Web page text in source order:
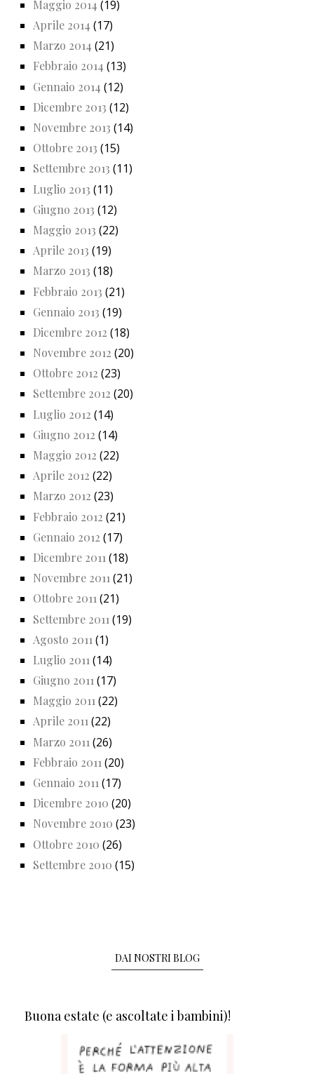
Maggio 2014 (19)
Aprile 2014 (17)
Marzo 2014 (21)
Febbraio 2014 (13)
Gennaio 2014 (12)
Dicembre 2013 (12)
Novembre 2013 (14)
Ottobre 2013 (15)
Settembre 2013 (11)
Luglio 2013 (11)
Giugno 2013 (12)
Maggio 2013 (22)
Aprile 2013 (19)
Marzo 2013 (18)
Febbraio 2013 (21)
Gennaio 2013 (19)
Dicembre 2012 (18)
Novembre 2012 (20)
Ottobre 2012 (23)
Settembre 2012 (20)
Luglio 2012 (14)
Giugno 2012 (14)
Maggio 2012 (22)
Aprile 2012 (22)
Marzo 2012 (23)
Febbraio 2012 (21)
Gennaio 2012 (17)
Dicembre 2011 (18)
Novembre 2011 (21)
Ottobre 2011(21)
Settembre 2011 (19)
Agosto 2011 (1)
Luglio 2011 (14)
Giugno 2011 (17)
Maggio 2011(22)
Aprile 2011(22)
Marzo 2011 (26)
Febbraio 2011 (20)
Gennaio 2011 (17)
Dicembre 2010 (20)
Novembre 2010 (23)
Ottobre 2010 (26)
Settembre 2010 (15)
DAI NOSTRI BLOG
Buona estate (e ascoltate i bambini)!